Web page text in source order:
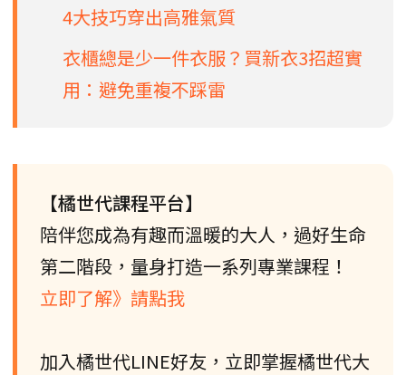
4大技巧穿出高雅氣質
衣櫃總是少一件衣服？買新衣3招超實
用：避免重複不踩雷
【橘世代課程平台】
陪伴您成為有趣而溫暖的大人，過好生命
第二階段，量身打造一系列專業課程！
立即了解》請點我
加入橘世代LINE好友，立即掌握橘世代大